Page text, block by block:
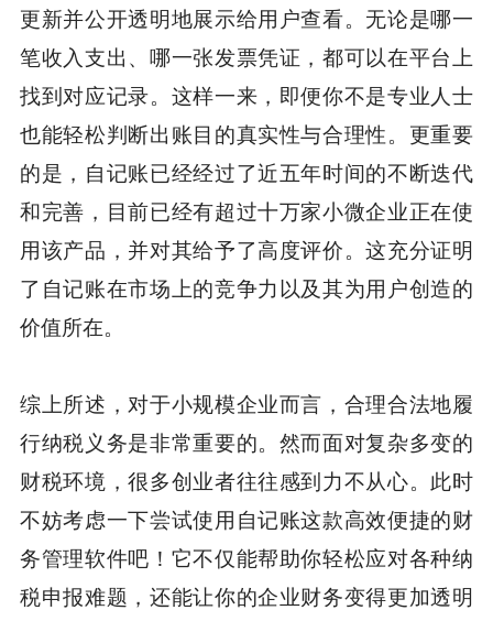
更新并公开透明地展示给用户查看。无论是哪一
笔收入支出、哪一张发票凭证，都可以在平台上
找到对应记录。这样一来，即便你不是专业人士
也能轻松判断出账目的真实性与合理性。更重要
的是，自记账已经经过了近五年时间的不断迭代
和完善，目前已经有超过十万家小微企业正在使
用该产品，并对其给予了高度评价。这充分证明
了自记账在市场上的竞争力以及其为用户创造的
价值所在。
综上所述，对于小规模企业而言，合理合法地履
行纳税义务是非常重要的。然而面对复杂多变的
财税环境，很多创业者往往感到力不从心。此时
不妨考虑一下尝试使用自记账这款高效便捷的财
务管理软件吧！它不仅能帮助你轻松应对各种纳
税申报难题，还能让你的企业财务变得更加透明